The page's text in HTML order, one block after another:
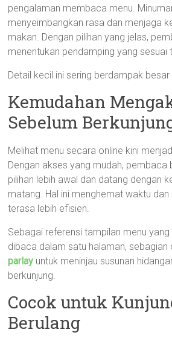
pengalaman membaca menu.
menyeimbangkan rasa dan menjaga
makan. Dengan pilihan yang jelas,
menentukan pendamping yang sesuai
Detail kecil ini sering berdampak besar
Kemudahan
Sebelum
Melihat menu secara online kini
Dengan akses yang mudah, pembaca
pilihan lebih awal dan datang dengan
matang. Hal ini menghemat waktu
terasa lebih efisien.
Sebagai referensi tampilan menu
dibaca dalam satu halaman,
parlay untuk meninjau susunan
berkunjung.
Cocok untuk
Berulang